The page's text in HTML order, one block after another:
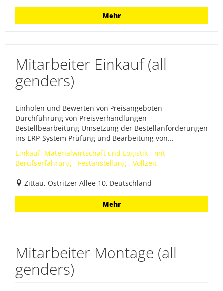
Mehr
Mitarbeiter Einkauf (all
genders)
Einholen und Bewerten von Preisangeboten
Durchführung von Preisverhandlungen
Bestellbearbeitung Umsetzung der Bestellanforderungen
ins ERP-System Prüfung und Bearbeitung von...
Einkauf, Materialwirtschaft und Logistik - mit
Berufserfahrung - Festanstellung - Vollzeit
Zittau, Ostritzer Allee 10, Deutschland
Mehr
Mitarbeiter Montage (all
genders)